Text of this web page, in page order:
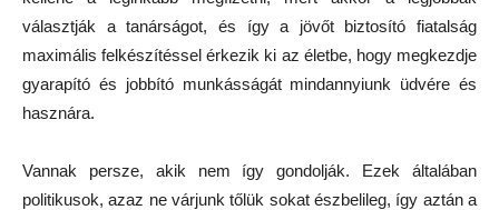
választják a tanárságot, és így a jövőt biztosító fiatalság
maximális felkészítéssel érkezik ki az életbe, hogy megkezdje
gyarapító és jobbító munkásságát mindannyiunk üdvére és
hasznára.
Vannak persze, akik nem így gondolják. Ezek általában
politikusok, azaz ne várjunk tőlük sokat észbelileg, így aztán a